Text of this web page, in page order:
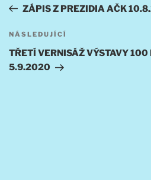
příspěvek
příspěvek
ZÁPIS Z PREZIDIA AČK
Následující
příspěvek
NÁSLEDUJÍCÍ
TŘETÍ VERNISÁŽ VÝSTAVY
5.9.2020